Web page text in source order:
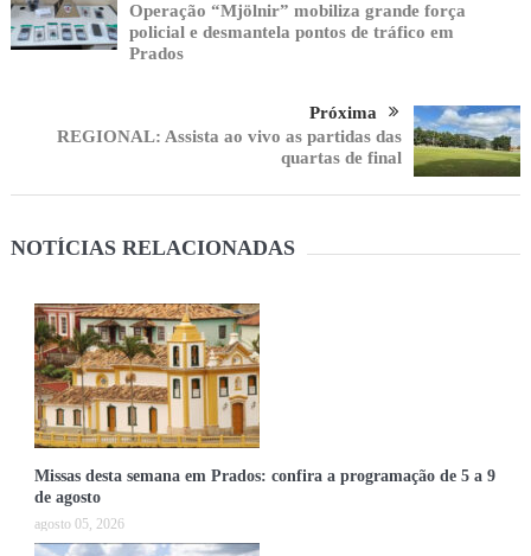
Operação “Mjölnir” mobiliza grande força
policial e desmantela pontos de tráfico em
Prados
Próxima
REGIONAL: Assista ao vivo as partidas das
quartas de final
NOTÍCIAS RELACIONADAS
Missas desta semana em Prados: confira a programação de 5 a 9
de agosto
agosto 05, 2026